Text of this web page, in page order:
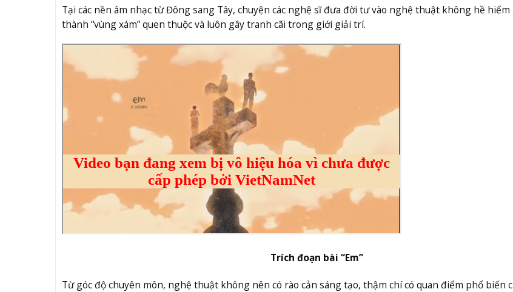
Tại các nền âm nhạc từ Đông sang Tây, chuyện các nghệ sĩ đưa đời tư vào nghệ thuật không hề
thành “vùng xám” quen thuộc và luôn gây tranh cãi trong giới giải trí.
Trích đoạn bài “Em”
Từ góc độ chuyên môn, nghệ thuật không nên có rào cản sáng tạo, thậm chí có quan điểm phổ biến